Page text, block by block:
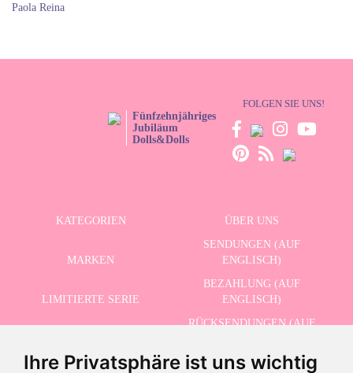
Ihre Privatsphäre ist uns wichtig
Paola Reina
Fünfzehnjähriges
Jubiläum
Dolls&Dolls
FOLGEN SIE UNS!
KATEGORIEN ÜBER UNS
MARKEN
SENDUNGEN (AUF
ENGLISCH)
LIMITIERTE SERIE
BEZAHLUNG (AUF
ENGLISCH)
RÜCKSENDUNGEN (AUF
SCHLUSSVERKAUF
KONTAKT